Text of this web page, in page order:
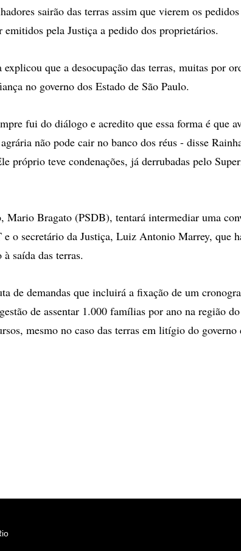
sairão das terras assim que vierem os
emitidos pela Justiça a pedido dos proprietários.
explicou que a desocupação das terras, muitas por
no governo dos Estado de São Paulo.
fui do diálogo e acredito que essa forma é que
não pode cair no banco dos réus - disse
próprio teve condenações, já derrubadas pelo
Mario Bragato (PSDB), tentará intermediar uma
e o secretário da Justiça, Luiz Antonio Marrey, que
saída das terras.
de demandas que incluirá a fixação de um
de assentar 1.000 famílias por ano na região
mesmo no caso das terras em litígio do